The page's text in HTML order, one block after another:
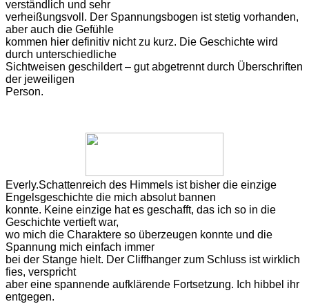
verständlich und sehr
verheißungsvoll. Der Spannungsbogen ist stetig vorhanden,
aber auch die Gefühle
kommen hier definitiv nicht zu kurz. Die Geschichte wird
durch unterschiedliche
Sichtweisen geschildert – gut abgetrennt durch Überschriften
der jeweiligen
Person.
Everly.Schattenreich des Himmels ist bisher die einzige
Engelsgeschichte die mich absolut bannen
konnte. Keine einzige hat es geschafft, das ich so in die
Geschichte vertieft war,
wo mich die Charaktere so überzeugen konnte und die
Spannung mich einfach immer
bei der Stange hielt. Der Cliffhanger zum Schluss ist wirklich
fies, verspricht
aber eine spannende aufklärende Fortsetzung. Ich hibbel ihr
entgegen.